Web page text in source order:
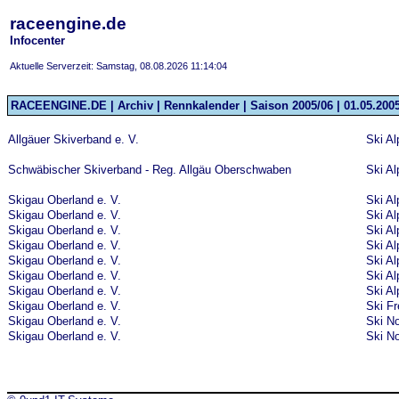
raceengine.de
Infocenter
Aktuelle Serverzeit: Samstag, 08.08.2026 11:14:04
RACEENGINE.DE | Archiv | Rennkalender | Saison 2005/06 |
Allgäuer Skiverband e. V. Ski
Schwäbischer Skiverband - Reg. Allgäu Oberschwaben Ski
Skigau Oberland e. V.
Ski
Skigau Oberland e. V.
Ski
Skigau Oberland e. V.
Ski
Skigau Oberland e. V.
Ski
Skigau Oberland e. V.
Ski
Skigau Oberland e. V.
Ski
Skigau Oberland e. V.
Ski
Skigau Oberland e. V.
Ski
Skigau Oberland e. V.
Ski
Skigau Oberland e. V.
Ski